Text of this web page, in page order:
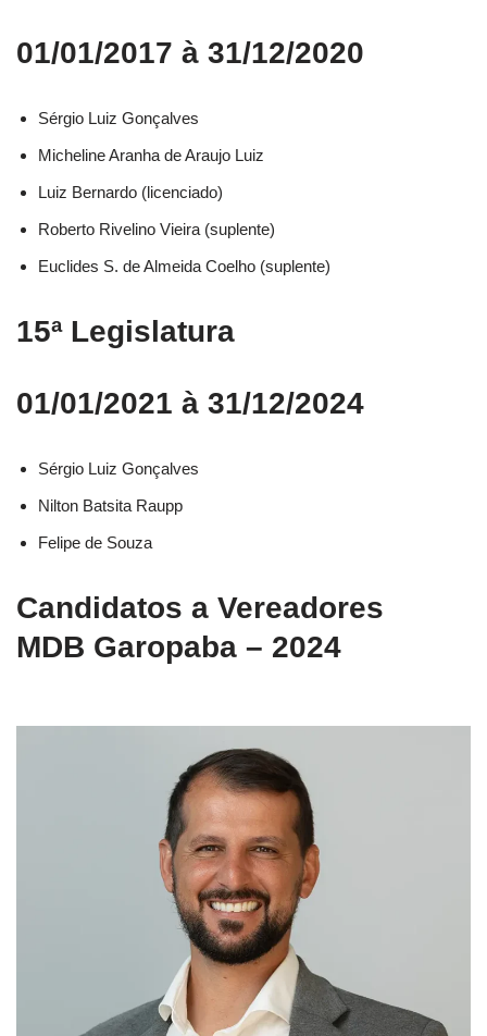
01/01/2017 à 31/12/2020
Sérgio Luiz Gonçalves​
Micheline Aranha de Araujo Luiz​
Luiz Bernardo (licenciado)​
Roberto Rivelino Vieira (suplente)​
Euclides S. de Almeida Coelho (suplente)​
15ª Legislatura
01/01/2021 à 31/12/2024
Sérgio Luiz Gonçalves
Nilton Batsita Raupp
Felipe de Souza
Candidatos a Vereadores
MDB Garopaba – 2024